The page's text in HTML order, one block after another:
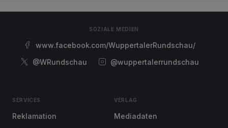
SOZIALE MEDIEN
www.facebook.com/WuppertalerRundschau/
@WRundschau
@wuppertalerrundschau
SERVICES
Reklamation
VERLAG
Mediadaten